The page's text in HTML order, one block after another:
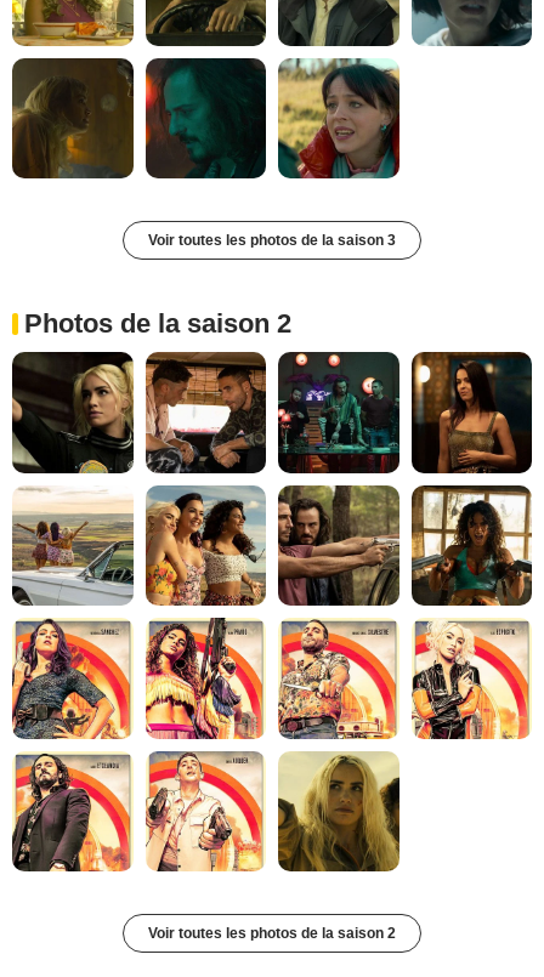
Voir toutes les photos de la saison 3
Photos de la saison 2
Voir toutes les photos de la saison 2